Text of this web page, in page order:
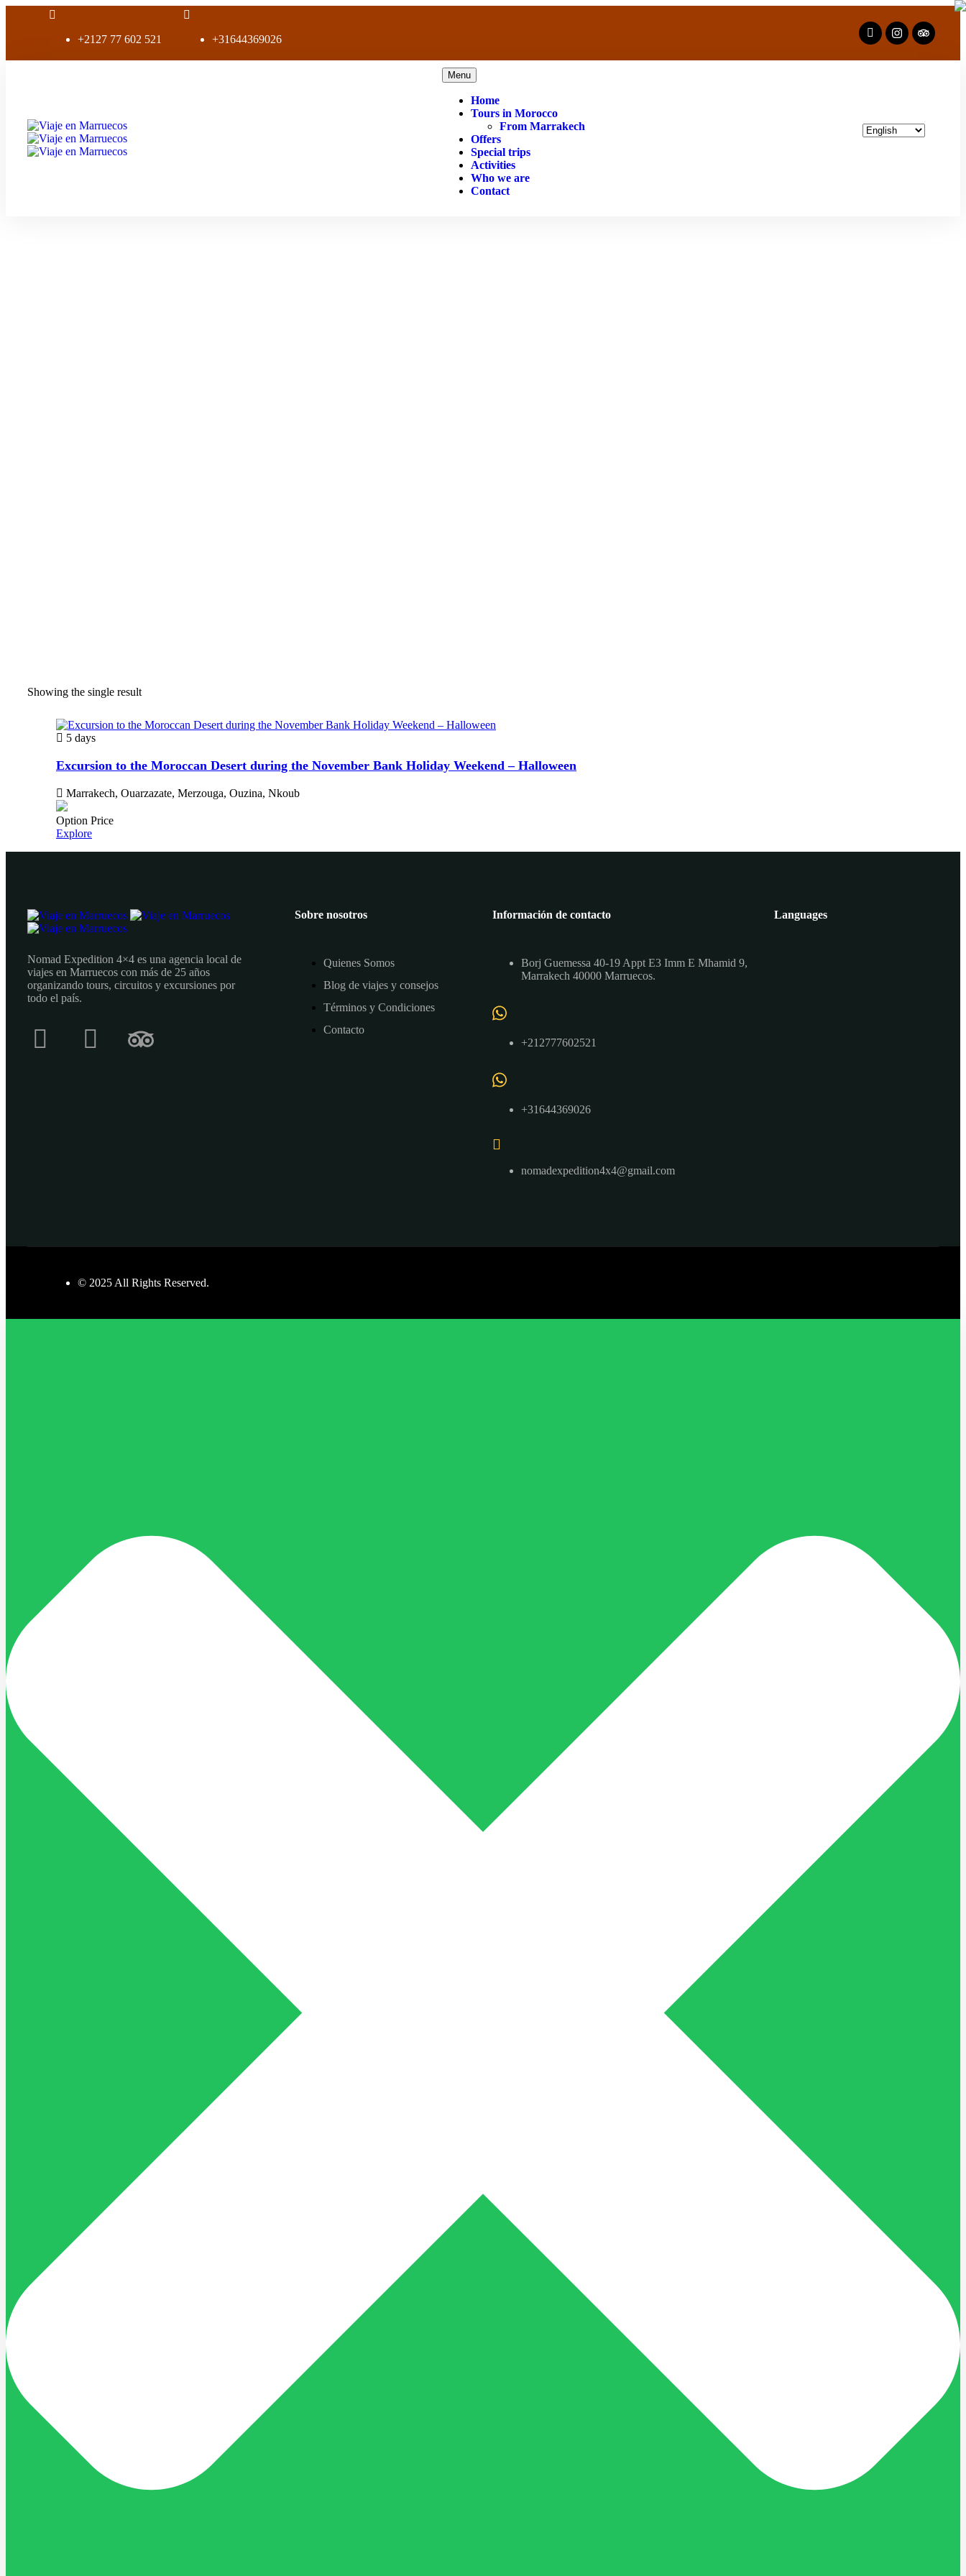
+2127 77 602 521 +31644369026
Menu
Home
Tours in Morocco
From Marrakech
Offers
Special trips
Activities
Who we are
Contact
Showing the single result
5 days
Excursion to the Moroccan Desert during the November Bank Holiday Weekend – Halloween
Marrakech, Ouarzazate, Merzouga, Ouzina, Nkoub
Option Price
Explore
Nomad Expedition 4×4 es una agencia local de
viajes en Marruecos con más de 25 años
organizando tours, circuitos y excursiones por
todo el país.
Sobre nosotros
Quienes Somos
Blog de viajes y consejos
Términos y Condiciones
Contacto
Información de contacto
Borj Guemessa 40-19 Appt E3 Imm E Mhamid 9,
Marrakech 40000 Marruecos.
+212777602521
+31644369026
nomadexpedition4x4@gmail.com
Languages
© 2025 All Rights Reserved.